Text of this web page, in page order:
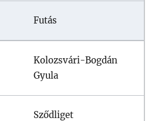
Futás
Kolozsvári-Bogdán
Gyula
Sződliget